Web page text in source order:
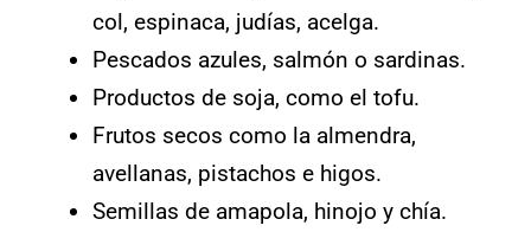
col, espinaca, judías, acelga.
Pescados azules, salmón o sardinas.
Productos de soja, como el tofu.
Frutos secos como la almendra,
avellanas, pistachos e higos.
Semillas de amapola, hinojo y chía.